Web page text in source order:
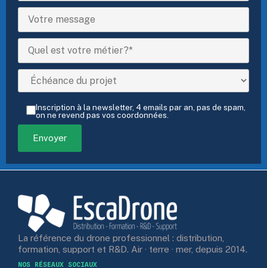
Inscription à la newsletter, 4 emails par an, pas de spam,
on ne revend pas vos coordonnées.
La référence du drone professionnel : distribution,
formation, support et R&D. Air · terre · mer, depuis 2014.
NOS RÉSEAUX SOCIAUX